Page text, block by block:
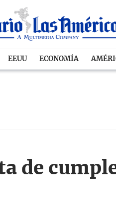
EEUU ECONOMÍA
de